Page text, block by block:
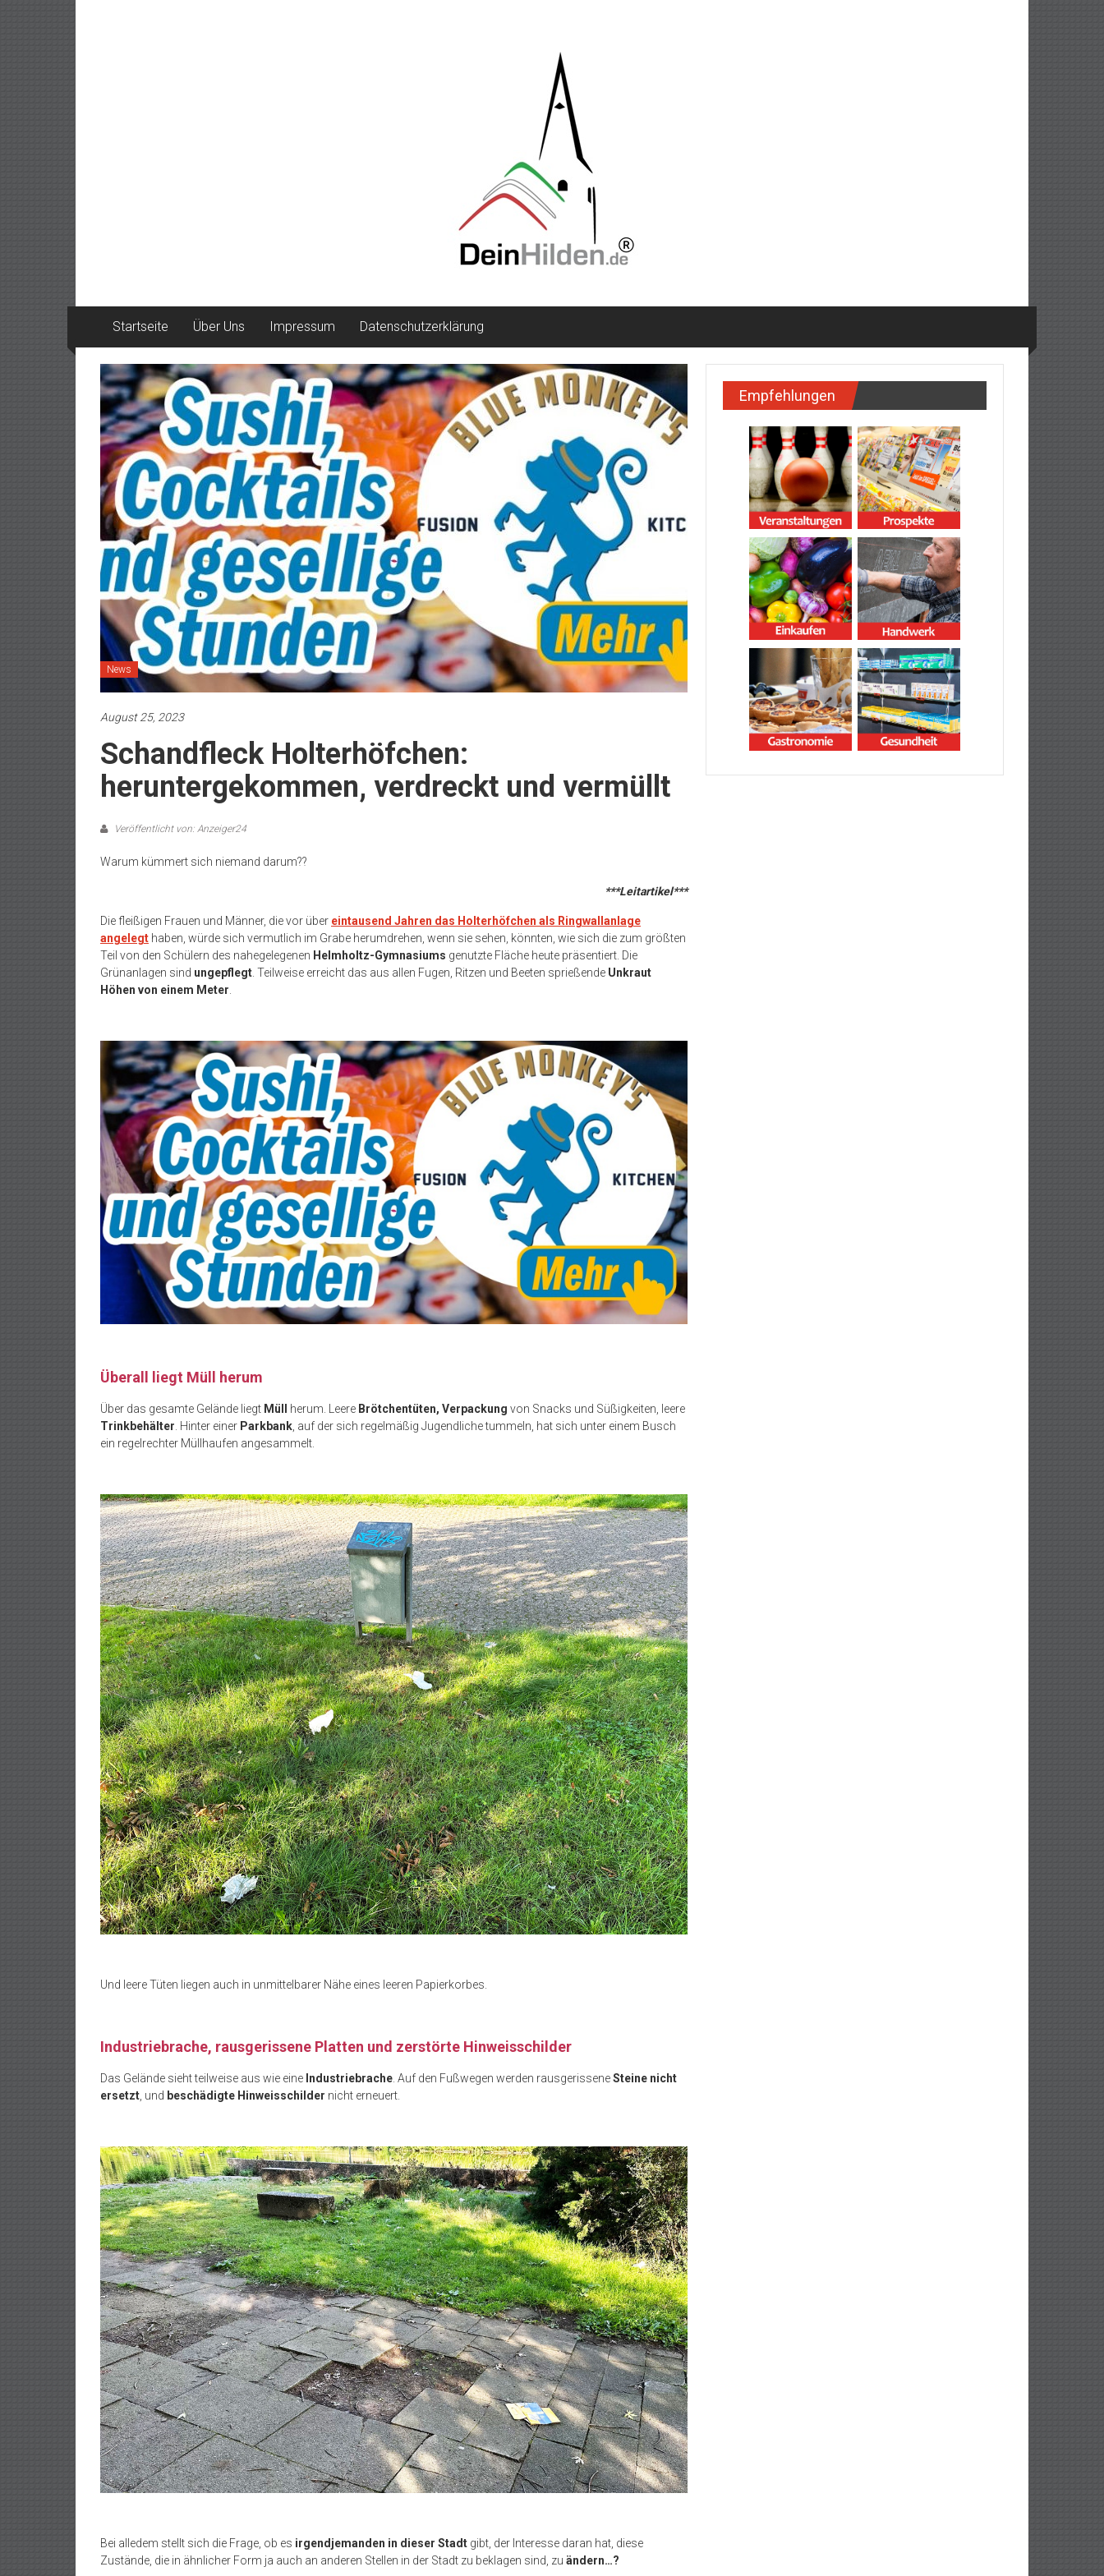
Startseite Über Uns Impressum Datenschutzerklärung
News
August 25, 2023
Schandfleck Holterhöfchen:
heruntergekommen, verdreckt und vermüllt
Veröffentlicht von: Anzeiger24
Warum kümmert sich niemand darum??
***Leitartikel***
Die fleißigen Frauen und Männer, die vor über eintausend Jahren das Holterhöfchen als Ringwallanlage
angelegt haben, würde sich vermutlich im Grabe herumdrehen, wenn sie sehen, könnten, wie sich die zum größten
Teil von den Schülern des nahegelegenen Helmholtz-Gymnasiums genutzte Fläche heute präsentiert. Die
Grünanlagen sind ungepflegt . Teilweise erreicht das aus allen Fugen, Ritzen und Beeten sprießende Unkraut
Höhen von einem Meter
Überall liegt Müll herum
Über das gesamte Gelände liegt Müll herum. Leere Brötchentüten, Verpackung von Snacks und Süßigkeiten, leere
Trinkbehälter . Hinter einer Parkbank , auf der sich regelmäßig Jugendliche tummeln, hat sich unter einem Busch
ein regelrechter Müllhaufen angesammelt.
Und leere Tüten liegen auch in unmittelbarer Nähe eines leeren Papierkorbes.
Industriebrache, rausgerissene Platten und zerstörte Hinweisschilder
Das Gelände sieht teilweise aus wie eine Industriebrache. Auf den Fußwegen werden rausgerisseneSteine nicht
ersetzt, und beschädigte Hinweisschilder nicht erneuert.
Bei alledem stellt sich die Frage, ob es irgendjemanden in dieser Stadt gibt, der Interesse daran hat, diese
Zustände, die in ähnlicher Form ja auch an anderen Stellen in der Stadt zu beklagen sind, zu ändern…?
Empfehlungen